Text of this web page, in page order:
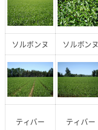
ソルボンヌ ソルボンヌ
ティバー ティバー